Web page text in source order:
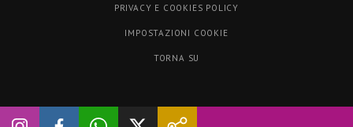
PRIVACY E COOKIES POLICY
IMPOSTAZIONI COOKIE
TORNA SU